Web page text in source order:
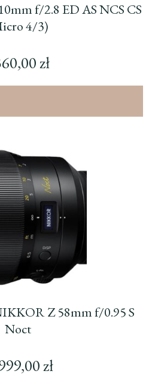
f/2.8 ED AS NCS CS
4/3)
zł
Z 58mm f/0.95 S
Noct
zł